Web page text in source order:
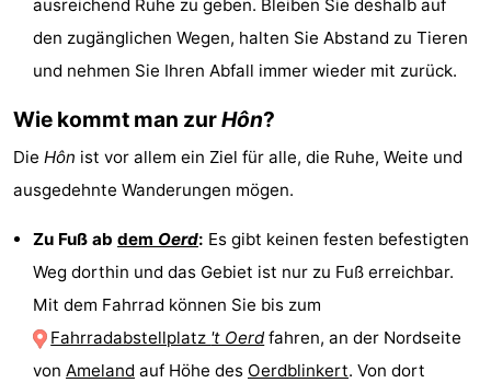
Medizin
Friesland
-
Leeuwarden
Watteninseln
Schiermonnikoog
Terschelling
ausreichend Ruhe zu geben. Bleiben Sie deshalb auf
den zugänglichen Wegen, halten Sie Abstand zu Tieren
und nehmen Sie Ihren Abfall immer wieder mit zurück.
Wie kommt man zurHôn?
Die Hôn ist vor allem ein Ziel für alle, die Ruhe, Weite und
ausgedehnte Wanderungen mögen.
Zu Fuß ab dem Oerd: Es gibt keinen festen befestigten
Weg dorthin und das Gebiet ist nur zu Fuß erreichbar.
Mit dem Fahrrad können Sie bis zum
Fahrradabstellplatz 't Oerdfahren, an der Nordseite
von Ameland auf Höhe des Oerdblinkert. Von dort